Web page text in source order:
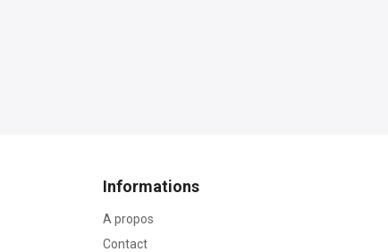
Informations
A propos
Contact